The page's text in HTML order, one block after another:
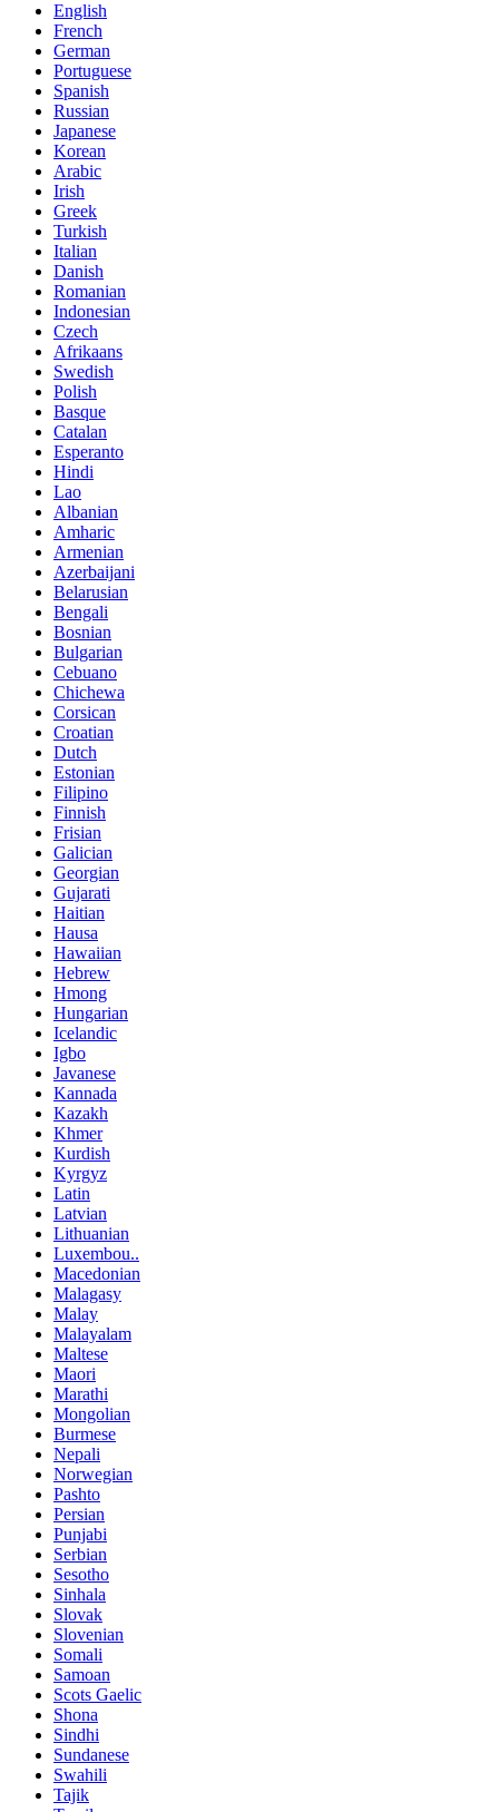
English
French
German
Portuguese
Spanish
Russian
Japanese
Korean
Arabic
Irish
Greek
Turkish
Italian
Danish
Romanian
Indonesian
Czech
Afrikaans
Swedish
Polish
Basque
Catalan
Esperanto
Hindi
Lao
Albanian
Amharic
Armenian
Azerbaijani
Belarusian
Bengali
Bosnian
Bulgarian
Cebuano
Chichewa
Corsican
Croatian
Dutch
Estonian
Filipino
Finnish
Frisian
Galician
Georgian
Gujarati
Haitian
Hausa
Hawaiian
Hebrew
Hmong
Hungarian
Icelandic
Igbo
Javanese
Kannada
Kazakh
Khmer
Kurdish
Kyrgyz
Latin
Latvian
Lithuanian
Luxembou..
Macedonian
Malagasy
Malay
Malayalam
Maltese
Maori
Marathi
Mongolian
Burmese
Nepali
Norwegian
Pashto
Persian
Punjabi
Serbian
Sesotho
Sinhala
Slovak
Slovenian
Somali
Samoan
Scots Gaelic
Shona
Sindhi
Sundanese
Swahili
Tajik